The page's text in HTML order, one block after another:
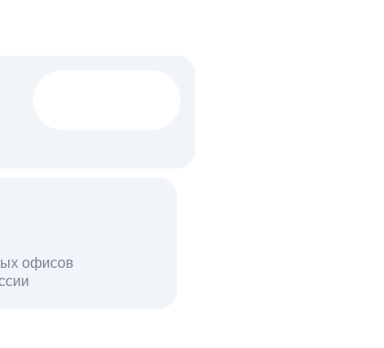
офисов
пользователей в день